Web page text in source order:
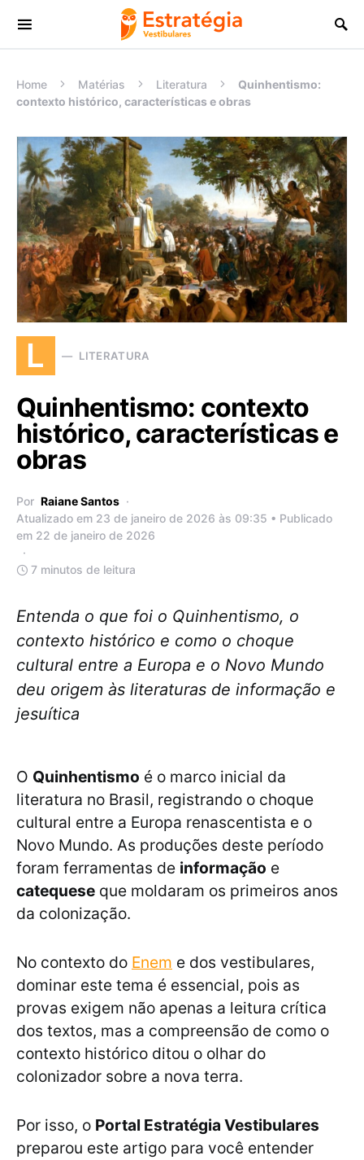
Procurar:
Home Matérias Literatura
Quinhentismo:
contexto histórico, características e obras
L LITERATURA
Quinhentismo: contexto
histórico, características e
obras
Por Raiane Santos
Atualizado em 23 de janeiro de 2026 às 09:35 • Publicado
em 22 de janeiro de 2026
7 minutos de leitura
Entenda o que foi o Quinhentismo, o
contexto histórico e como o choque
cultural entre a Europa e o Novo Mundo
deu origem às literaturas de informação e
jesuítica
O Quinhentismo é o marco inicial da
literatura no Brasil, registrando o choque
cultural entre a Europa renascentista e o
Novo Mundo. As produções deste período
foram ferramentas de informação e
catequese que moldaram os primeiros anos
da colonização.
No contexto do Enem e dos vestibulares,
dominar este tema é essencial, pois as
provas exigem não apenas a leitura crítica
dos textos, mas a compreensão de como o
contexto histórico ditou o olhar do
colonizador sobre a nova terra.
Por isso, o Portal Estratégia Vestibulares
preparou este artigo para você entender